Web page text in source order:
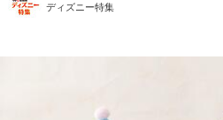
ディズニー特集